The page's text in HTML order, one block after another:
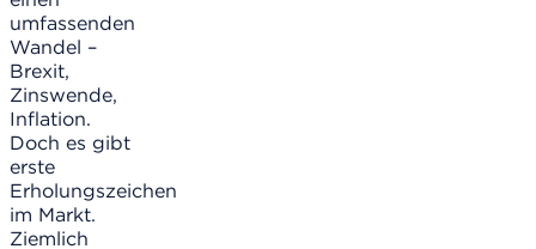
umfassenden
Wandel –
Brexit,
Zinswende,
Inflation.
Doch es gibt
erste
Erholungszeichen
im Markt.
Ziemlich